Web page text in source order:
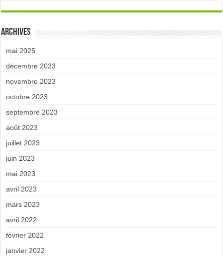
Archives
mai 2025
décembre 2023
novembre 2023
octobre 2023
septembre 2023
août 2023
juillet 2023
juin 2023
mai 2023
avril 2023
mars 2023
avril 2022
février 2022
janvier 2022